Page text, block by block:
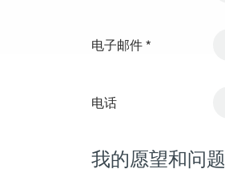
电子邮件*
电话
我的愿望和问题